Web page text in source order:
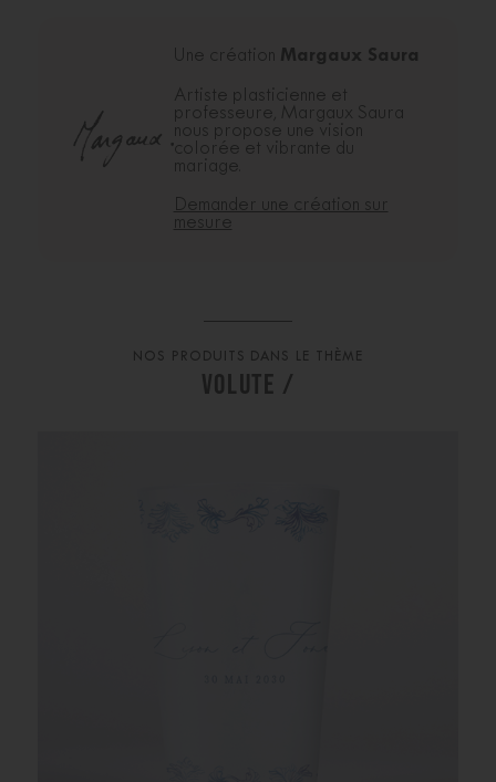
Une création Margaux Saura
Artiste plasticienne et
professeure, Margaux Saura
nous propose une vision
colorée et vibrante du
mariage.
Demander une création sur
mesure
NOS PRODUITS DANS LE THÈME
VOLUTE /